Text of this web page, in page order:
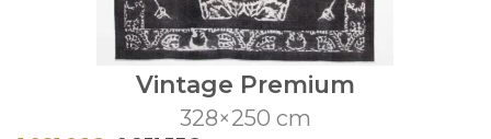
Vintage Premium
328×250 cm